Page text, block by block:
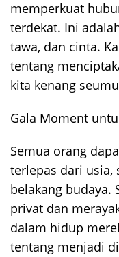
memperkuat
terdekat. Ini
tawa, dan cinta.
tentang
kita kenang
Gala Moment
Semua orang
terlepas dari usia,
belakang budaya.
privat dan
dalam hidup
tentang menjadi